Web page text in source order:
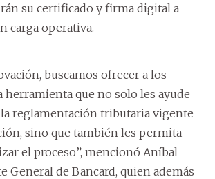
su certificado y firma digital a
carga operativa.
buscamos ofrecer a los
herramienta que no solo les ayude
reglamentación tributaria vigente
sino que también les permita
el proceso”, mencionó Aníbal
General de Bancard, quien además